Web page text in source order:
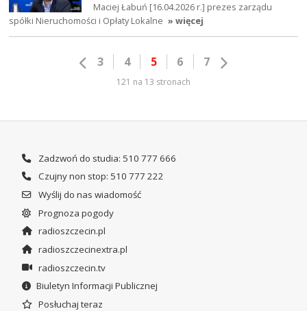
Maciej Łabuń [16.04.2026 r.] prezes zarządu
spółki Nieruchomości i Opłaty Lokalne » więcej
3 4 5 6 7
121 na 13 stronach
Zadzwoń do studia: 510 777 666
Czujny non stop: 510 777 222
Wyślij do nas wiadomość
Prognoza pogody
radioszczecin.pl
radioszczecinextra.pl
radioszczecin.tv
Biuletyn Informacji Publicznej
Posłuchaj teraz